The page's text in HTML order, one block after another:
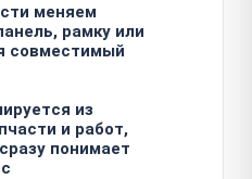
меняем
рамку или
совместимый
из
и работ,
понимает